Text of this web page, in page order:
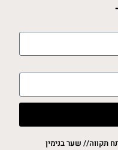
תקווה// שער בנימין